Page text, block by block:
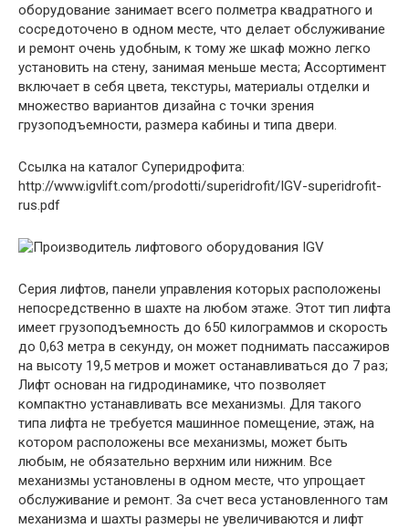
оборудование занимает всего полметра квадратного и
сосредоточено в одном месте, что делает обслуживание
и ремонт очень удобным, к тому же шкаф можно легко
установить на стену, занимая меньше места; Ассортимент
включает в себя цвета, текстуры, материалы отделки и
множество вариантов дизайна с точки зрения
грузоподъемности, размера кабины и типа двери.
Ссылка на каталог Суперидрофита:
http://www.igvlift.com/prodotti/superidrofit/IGV-superidrofit-
rus.pdf
Серия лифтов, панели управления которых расположены
непосредственно в шахте на любом этаже. Этот тип лифта
имеет грузоподъемность до 650 килограммов и скорость
до 0,63 метра в секунду, он может поднимать пассажиров
на высоту 19,5 метров и может останавливаться до 7 раз;
Лифт основан на гидродинамике, что позволяет
компактно устанавливать все механизмы. Для такого
типа лифта не требуется машинное помещение, этаж, на
котором расположены все механизмы, может быть
любым, не обязательно верхним или нижним. Все
механизмы установлены в одном месте, что упрощает
обслуживание и ремонт. За счет веса установленного там
механизма и шахты размеры не увеличиваются и лифт